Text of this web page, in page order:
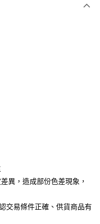
（台灣）商業銀行
信託商業銀行
商業銀行
（台灣）商業銀行
商業銀行
東國際商業銀行
豐商業銀行
信託商業銀行
異，造成部份色差現象，
交易條件正確、供貨商品有